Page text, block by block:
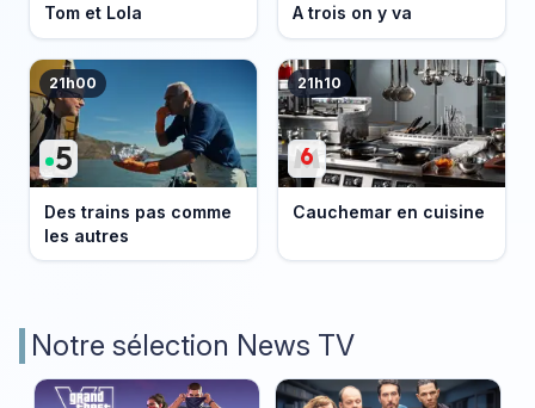
Tom et Lola A trois on y va
21h00
Des trains pas comme
les autres
21h10
Cauchemar en cuisine
Notre sélection News TV